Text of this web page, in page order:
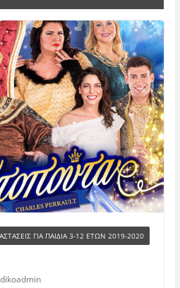
ΓΙΑ ΠΑΙΔΙΆ 3-12 ΕΤΏΝ 2019-2020